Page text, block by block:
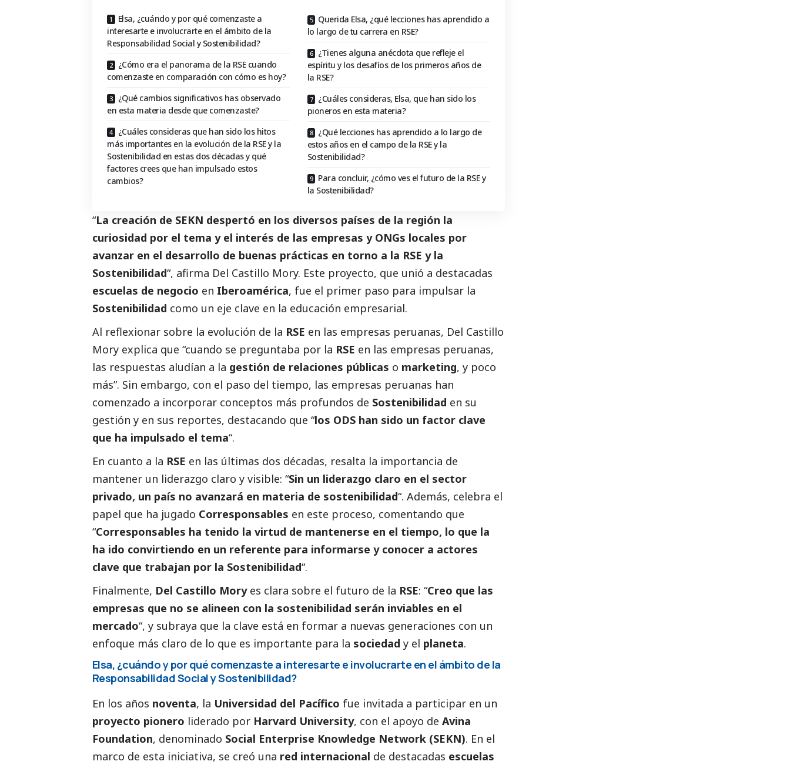
Elsa, ¿cuándo y por qué comenzaste a
interesarte e involucrarte en el ámbito de la
Responsabilidad Social y Sostenibilidad?
¿Cómo era el panorama de la RSE cuando
comenzaste en comparación con cómo es hoy?
¿Qué cambios significativos has observado
en esta materia desde que comenzaste?
¿Cuáles consideras que han sido los hitos
más importantes en la evolución de la RSE y la
Sostenibilidad en estas dos décadas y qué
factores crees que han impulsado estos
cambios?
Querida Elsa, ¿qué lecciones has aprendido a
lo largo de tu carrera en RSE?
¿Tienes alguna anécdota que refleje el
espíritu y los desafíos de los primeros años de
la RSE?
¿Cuáles consideras, Elsa, que han sido los
pioneros en esta materia?
¿Qué lecciones has aprendido a lo largo de
estos años en el campo de la RSE y la
Sostenibilidad?
Para concluir, ¿cómo ves el futuro de la RSE y
la Sostenibilidad?
“La creación de SEKN despertó en los diversos países de la región la
curiosidad por el tema y el interés de las empresas y ONGs locales por
avanzar en el desarrollo de buenas prácticas en torno a la RSE y la
Sostenibilidad“, afirma Del Castillo Mory. Este proyecto, que unió a destacadas
escuelas de negocio en Iberoamérica, fue el primer paso para impulsar la
Sostenibilidad como un eje clave en la educación empresarial.
Al reflexionar sobre la evolución de la RSE en las empresas peruanas, Del Castillo
Mory explica que “cuando se preguntaba por la RSE en las empresas peruanas,
las respuestas aludían a la gestión de relaciones públicas o marketing, y poco
más”. Sin embargo, con el paso del tiempo, las empresas peruanas han
comenzado a incorporar conceptos más profundos de Sostenibilidad en su
gestión y en sus reportes, destacando que “los ODS han sido un factor clave
que ha impulsado el tema“.
En cuanto a la RSE en las últimas dos décadas, resalta la importancia de
mantener un liderazgo claro y visible: “Sin un liderazgo claro en el sector
privado, un país no avanzará en materia de sostenibilidad“. Además, celebra el
papel que ha jugado Corresponsables en este proceso, comentando que
“Corresponsables ha tenido la virtud de mantenerse en el tiempo, lo que la
ha ido convirtiendo en un referente para informarse y conocer a actores
clave que trabajan por la Sostenibilidad“.
Finalmente, Del Castillo Moryes clara sobre el futuro de la RSE: “Creo que las
empresas que no se alineen con la sostenibilidad serán inviables en el
mercado“, y subraya que la clave está en formar a nuevas generaciones con un
enfoque más claro de lo que es importante para la sociedad y el planeta.
Elsa, ¿cuándo y por qué comenzaste a interesarte e involucrarte en el ámbito de la
ResponsabilidadSocialy Sostenibilidad?
En los años noventa, la Universidad del Pacífico fue invitada a participar en un
proyecto pionero liderado por Harvard University, con el apoyo de Avina
Foundation, denominado Social Enterprise Knowledge Network (SEKN). En el
marco de esta iniciativa, se creó una red internacional de destacadas escuelas